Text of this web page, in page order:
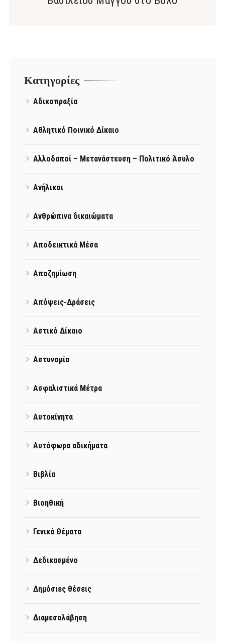
Kατηγορίες
Αδικοπραξία
Αθλητικό Ποινικό Δίκαιο
Αλλοδαποί – Μετανάστευση – Πολιτικό Άσυλο
Ανήλικοι
Ανθρώπινα δικαιώματα
Αποδεικτικά Μέσα
Αποζημίωση
Απόψεις-Δράσεις
Αστικό Δίκαιο
Αστυνομία
Ασφαλιστικά Μέτρα
Αυτοκίνητα
Αυτόφωρα αδικήματα
Βιβλία
Βιοηθική
Γενικά Θέματα
Δεδικασμένο
Δημόσιες θέσεις
Διαμεσολάβηση